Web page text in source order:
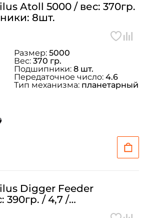
Atoll 5000 / вес: 370гр.
8шт.
Размер: 5000
Вес: 370 гр.
Подшипники: 8 шт.
Передаточное число: 4.6
Тип механизма: планетарный
Digger Feeder